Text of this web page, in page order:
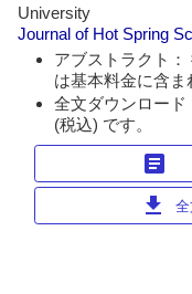
University
Journal of Hot Spring
アブストラクト：
は基本料金に含ま
全文ダウンロード
(税込) です。
article
download